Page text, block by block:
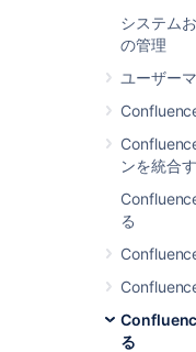
システム
の管理
ユーザー
ンを統合
る
る
ッション
閉じられ
合、この
「ログイ
ログイン
ボックス
って生成
ター化さ
デフォル
ィアの HTTP
ています。